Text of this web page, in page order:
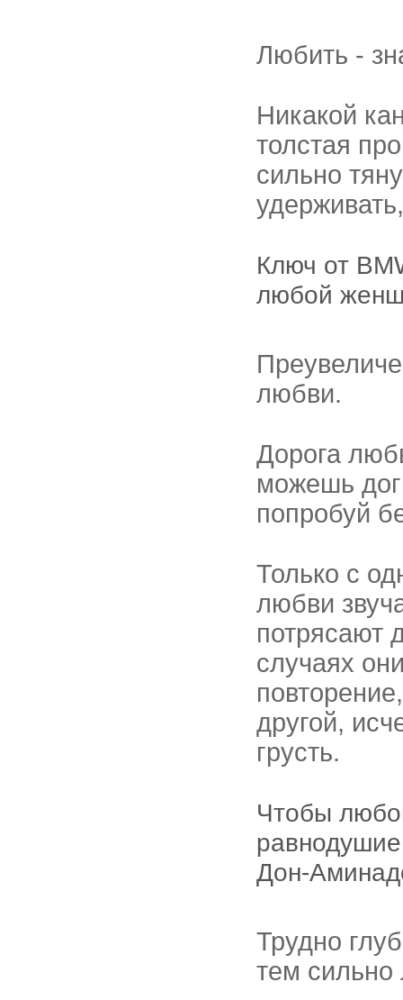
Любить -
Никакой
толстая
сильно
Ключ от
любой
любви.
Дорога
можешь
попробуй
Только с
любви
потрясают
случаях
другой,
грусть.
Чтобы
Дон-
Трудно
тем сильно